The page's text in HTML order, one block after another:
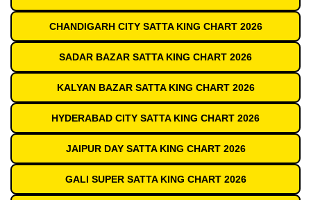
CHANDIGARH CITY SATTA KING CHART 2026
SADAR BAZAR SATTA KING CHART 2026
KALYAN BAZAR SATTA KING CHART 2026
HYDERABAD CITY SATTA KING CHART 2026
JAIPUR DAY SATTA KING CHART 2026
GALI SUPER SATTA KING CHART 2026